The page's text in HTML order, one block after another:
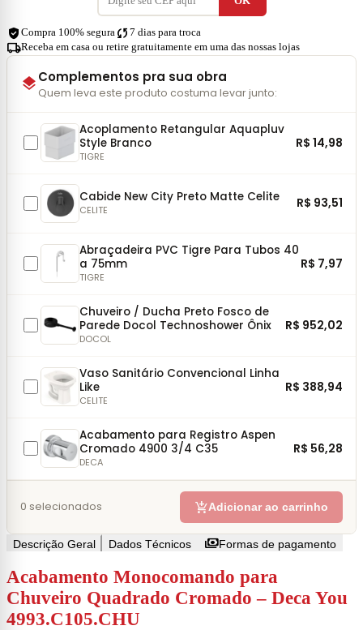
verified_user Compra 100% segura sync 7 dias para troca
local_shippingReceba em casa ou retire gratuitamente em uma das nossas lojas
layersComplementos pra sua obra
Quem leva este produto costuma levar junto:
Acoplamento Retangular Aquapluv
Style Branco
TIGRE
R$ 14,98
Cabide New City Preto Matte Celite
CELITE R$ 93,51
Abraçadeira PVC Tigre Para Tubos 40
a 75mm
TIGRE
R$ 7,97
Chuveiro / Ducha Preto Fosco de
Parede Docol Technoshower Ônix
DOCOL
R$ 952,02
Vaso Sanitário Convencional Linha
Like
CELITE
R$ 388,94
Acabamento para Registro Aspen
Cromado 4900 3/4 C35
DECA
R$ 56,28
0 selecionados add_shopping_cartAdicionar ao carrinho
Descrição Geral Dados Técnicos paymentsFormas de pagamento
Acabamento Monocomando para
Chuveiro Quadrado Cromado – Deca You
4993.C105.CHU